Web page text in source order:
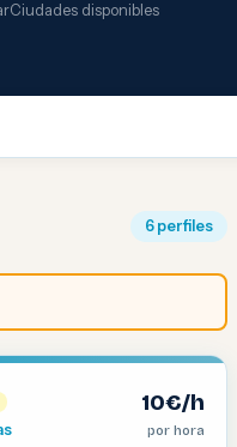
Ciudades disponibles
6 perfiles
10€/h
por hora